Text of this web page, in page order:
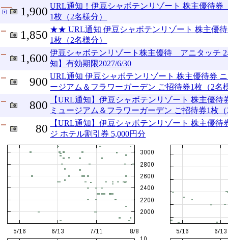
1,900 URL通知！伊豆シャボテンリゾート 株主優
1枚（2名様分）
1,850 ★★ URL通知 伊豆シャボテンリゾート 株主優
1枚（2名様分）
1,600 伊豆シャボテンリゾート株主優待 アニタッチ
知】有効期限2027/6/30
900 URL通知 伊豆シャボテンリゾート 株主優待券
ージアム＆フラワーガーデン ご招待券1枚（2名
800
【URL通知】伊豆シャボテンリゾート 株主優
ミュージアム＆フラワーガーデン ご招待券1枚
80
【URL通知】伊豆シャボテンリゾート 株主優
ジ ホテル割引券 5,000円分